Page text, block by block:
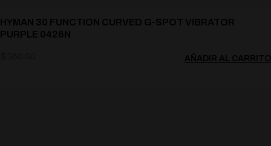
HYMAN 30 FUNCTION CURVED G-SPOT VIBRATOR
PURPLE 0426N
AÑADIR AL CARRITO